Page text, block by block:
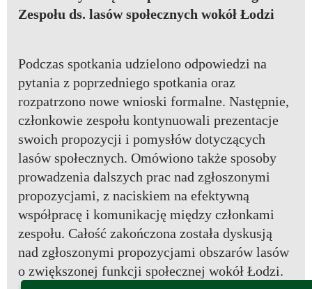
Zespołu ds. lasów społecznych wokół Łodzi
Podczas spotkania udzielono odpowiedzi na
pytania z poprzedniego spotkania oraz
rozpatrzono nowe wnioski formalne. Następnie,
członkowie zespołu kontynuowali prezentacje
swoich propozycji i pomysłów dotyczących
lasów społecznych. Omówiono także sposoby
prowadzenia dalszych prac nad zgłoszonymi
propozycjami, z naciskiem na efektywną
współpracę i komunikację między członkami
zespołu. Całość zakończona została dyskusją
nad zgłoszonymi propozycjami obszarów lasów
o zwiększonej funkcji społecznej wokół Łodzi.